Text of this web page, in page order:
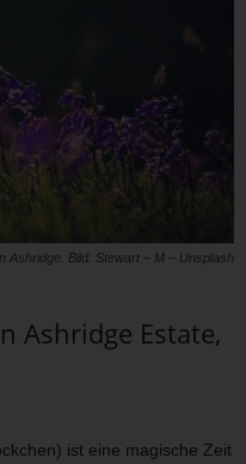
Ashridge. Bild: Stewart – M – Unsplash
Ashridge Estate,
ist eine magische Zeit